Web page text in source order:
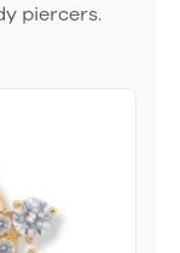
piercers.